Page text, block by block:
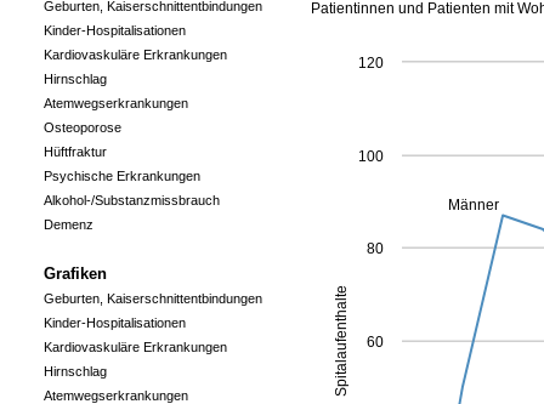
Geburten, Kaiserschnittentbindungen
Kinder-Hospitalisationen
Kardiovaskuläre Erkrankungen
Hirnschlag
Atemwegserkrankungen
Osteoporose
Hüftfraktur
Psychische Erkrankungen
Alkohol-/Substanzmissbrauch
Demenz
Grafiken
Geburten, Kaiserschnittentbindungen
Kinder-Hospitalisationen
Kardiovaskuläre Erkrankungen
Hirnschlag
Atemwegserkrankungen
Spitalaufenthalte
Männer
Patientinnen und Patienten mit
60
80
100
120